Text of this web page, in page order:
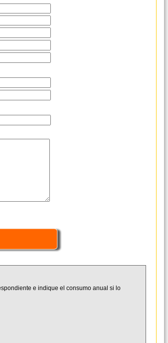
e indique el consumo anual si lo